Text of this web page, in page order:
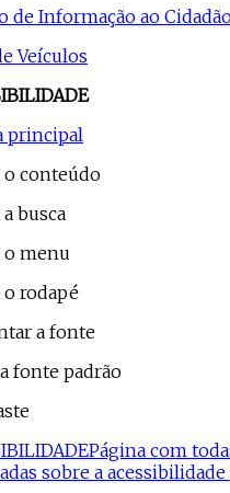
de Informação ao
Veículos
principal
o conteúdo
busca
o menu
o rodapé
a fonte
fonte padrão
Página com
sobre a